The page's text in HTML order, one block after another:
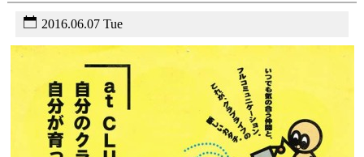
2016.06.07 Tue